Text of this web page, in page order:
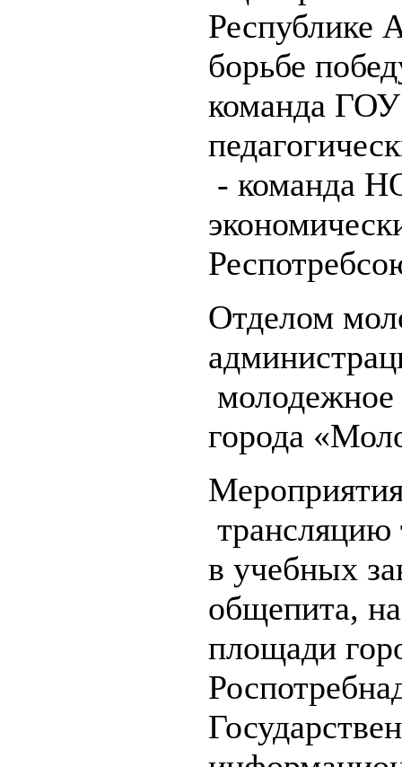
Республике
борьбе
команда
- команда
Отделом
молодежное
города
трансляцию
в учебных
общепита,
площади